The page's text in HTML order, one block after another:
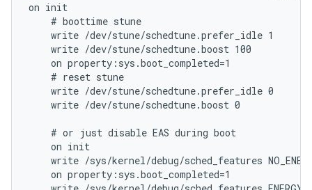
on init
    # boottime stune
    write /dev/stune/schedtune.prefer_idle 1
    write /dev/stune/schedtune.boost 100
    on property:sys.boot_completed=1
    # reset stune
    write /dev/stune/schedtune.prefer_idle 0
    write /dev/stune/schedtune.boost 0
    # or just disable EAS during boot
    on init
write /sys/kernel/debug/sched_features
    on property:sys.boot_completed=1